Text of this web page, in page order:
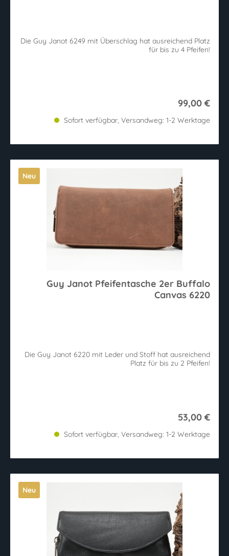
Die Guy Janot 6249 mit Überschlag hat ausreichend Platz
für bis zu 4 Pfeifen!
99,00 €
Sofort verfügbar, Versandweg: 1-2 Werktage
Neu
Guy Janot Pfeifentasche 2er Buffalo
Canvas 6220
Die Guy Janot 6220 mit Leder und Stoff hat ausreichend
Platz für bis zu 2 Pfeifen!
53,00 €
Sofort verfügbar, Versandweg: 1-2 Werktage
Neu